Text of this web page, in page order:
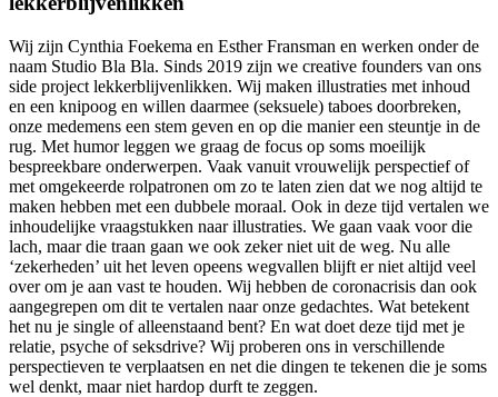
Wij zijn Cynthia Foekema en Esther Fransman en werken onder de
naam Studio Bla Bla. Sinds 2019 zijn we creative founders van ons
side project lekkerblijvenlikken. Wij maken illustraties met inhoud
en een knipoog en willen daarmee (seksuele) taboes doorbreken,
onze medemens een stem geven en op die manier een steuntje in de
rug. Met humor leggen we graag de focus op soms moeilijk
bespreekbare onderwerpen. Vaak vanuit vrouwelijk perspectief of
met omgekeerde rolpatronen om zo te laten zien dat we nog altijd te
maken hebben met een dubbele moraal. Ook in deze tijd vertalen we
inhoudelijke vraagstukken naar illustraties. We gaan vaak voor die
lach, maar die traan gaan we ook zeker niet uit de weg. Nu alle
‘zekerheden’ uit het leven opeens wegvallen blijft er niet altijd veel
over om je aan vast te houden. Wij hebben de coronacrisis dan ook
aangegrepen om dit te vertalen naar onze gedachtes. Wat betekent
het nu je single of alleenstaand bent? En wat doet deze tijd met je
relatie, psyche of seksdrive? Wij proberen ons in verschillende
perspectieven te verplaatsen en net die dingen te tekenen die je soms
wel denkt, maar niet hardop durft te zeggen.